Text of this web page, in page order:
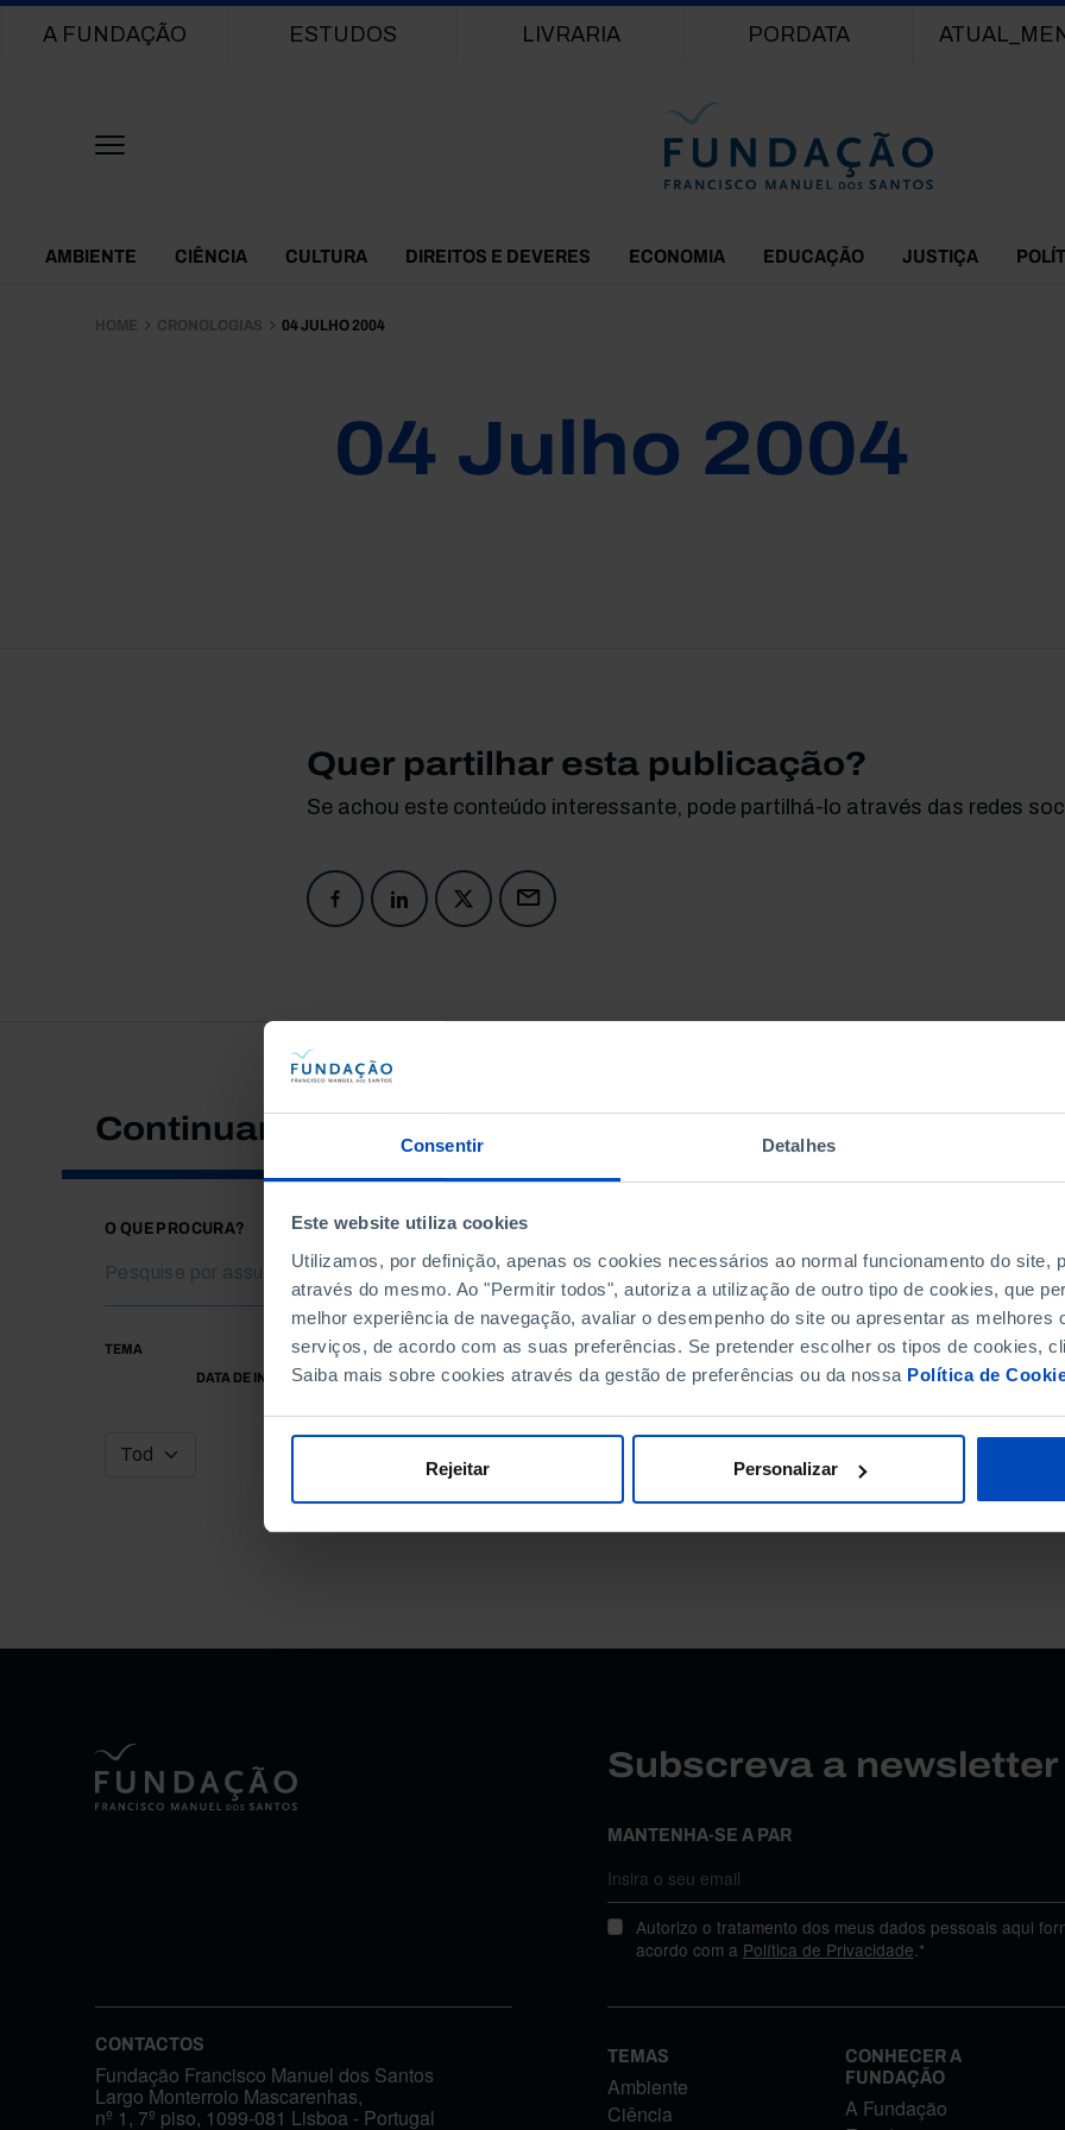
Consentir Detalhes
Este website utiliza cookies
Utilizamos, por definição, apenas os cookies necessários ao normal funcionamento do site,
através do mesmo. Ao "Permitir todos", autoriza a utilização de outro tipo de cookies, que
melhor experiência de navegação, avaliar o desempenho do site ou apresentar as melhores
serviços, de acordo com as suas preferências. Se pretender escolher os tipos de cookies,
Saiba mais sobre cookies através da gestão de preferências ou da nossa Política de
Rejeitar Personalizar
Main navigation
A FUNDAÇÃO ESTUDOS LIVRARIA PORDATA
Themes Menu
AMBIENTE CIÊNCIA CULTURA DIREITOS E DEVERES ECONOMIA EDUCAÇÃO JUSTIÇA
HOME CRONOLOGIAS 04 JULHO 2004
04 Julho 2004
Quer partilhar esta publicação?
Se achou este conteúdo interessante, pode partilhá-lo através das redes
Continuar a pesquisar
O QUE PROCURA?
TEMA
DATA DE INÍCIO
DATA DE FIM
Subscreva a
MANTENHA-SE A PAR
Autorizo o tratamento dos meus dados pessoais aqui
acordo com a Política de Privacidade.*
CONTACTOS
Fundação Francisco Manuel dos Santos
Largo Monterroio Mascarenhas,
nº 1, 7º piso, 1099-081 Lisboa - Portugal
TEMAS
Ambiente
Ciência
CONHECER A
FUNDAÇÃO
A Fundação